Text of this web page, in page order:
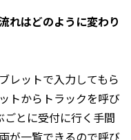
はどのように変わり
レットで入力してもら
トからトラックを呼び
とに受付に行く手間
が一覧できるので呼び